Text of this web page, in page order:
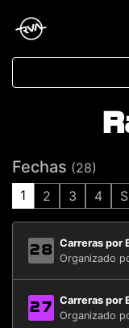
Fechas (28)
1
2 3 4
28 Carreras por
Organizado
27 Carreras por
Organizado